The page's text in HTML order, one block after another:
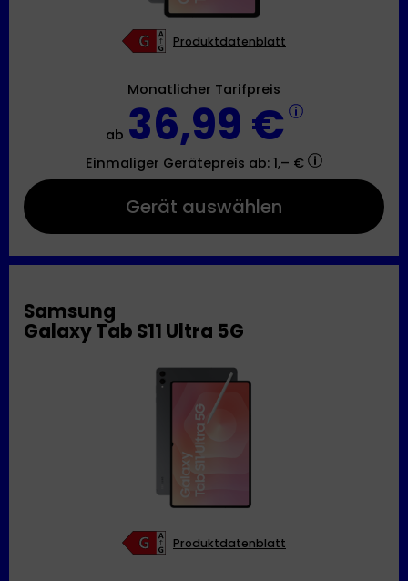
Produktdatenblatt
Monatlicher Tarifpreis
ab 36,99 €
Einmaliger Gerätepreis ab: 1,– €
Gerät auswählen
Samsung
Galaxy Tab S11 Ultra 5G
Produktdatenblatt